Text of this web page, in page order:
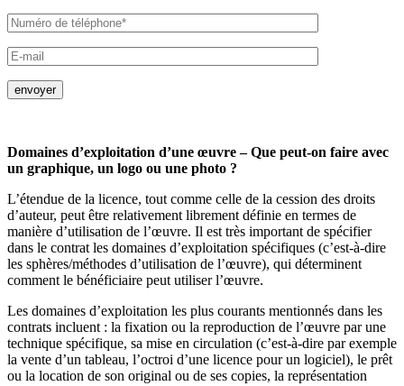
envoyer
Domaines d’exploitation d’une œuvre – Que peut-on faire avec
un graphique, un logo ou une photo ?
L’étendue de la licence, tout comme celle de la cession des droits
d’auteur, peut être relativement librement définie en termes de
manière d’utilisation de l’œuvre. Il est très important de spécifier
dans le contrat les domaines d’exploitation spécifiques (c’est-à-dire
les sphères/méthodes d’utilisation de l’œuvre), qui déterminent
comment le bénéficiaire peut utiliser l’œuvre.
Les domaines d’exploitation les plus courants mentionnés dans les
contrats incluent : la fixation ou la reproduction de l’œuvre par une
technique spécifique, sa mise en circulation (c’est-à-dire par exemple
la vente d’un tableau, l’octroi d’une licence pour un logiciel), le prêt
ou la location de son original ou de ses copies, la représentation